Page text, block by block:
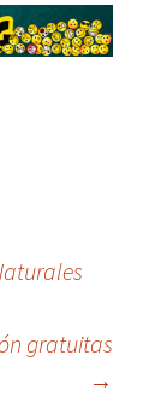
gratuitas
→